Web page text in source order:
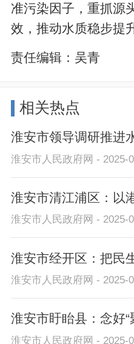
准污染因子，重抓源
效，推动水质稳步提
责任编辑： 吴青
相关热点
淮安市领导调研推进
淮安市人民政府网 - 2025-
淮安市清江浦区：以
淮安市人民政府网 - 2025-
淮安市经开区：把民
淮安市人民政府网 - 2025-
淮安市盱眙县：念好“
淮安市人民政府网 - 2025-